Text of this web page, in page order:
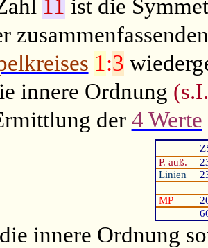
11 ist die
1:3
innere Ordnung
der 4 Werte
P. auß.
Linien
MP
innere Ordnung